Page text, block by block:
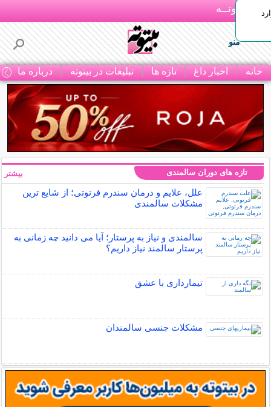
بـیتوتــه
منو
خانه اخبار داغ تازه ها تبلیغات در بیتوته درباره ما
تازه های دوران سالمندی
علل، علایم و درمان سندرم فرتوتی؛ از شایع ترین
مشکلات سالمندی
سالمندی و نیاز به پرستار؛ آیا می دانید چه زمانی به
پرستار سالمند نیاز داریم؟
تیمارداری با عشق
مشکلات جنسی سالمندان
بیشتر